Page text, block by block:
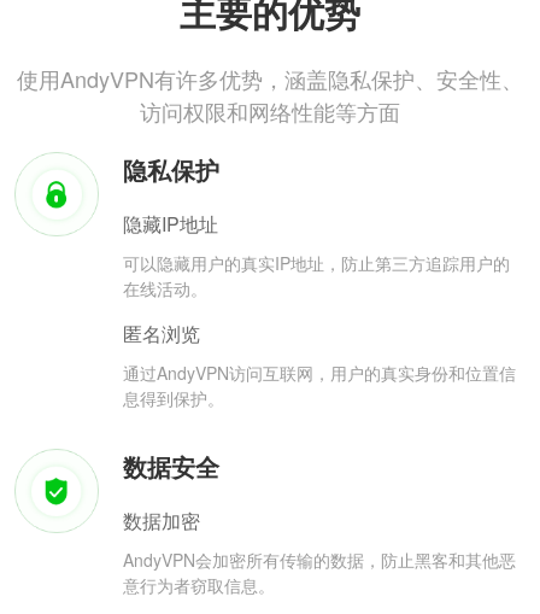
主要的优势
使用AndyVPN有许多优势，涵盖隐私保护、安全性、
访问权限和网络性能等方面
隐私保护
隐藏IP地址
可以隐藏用户的真实IP地址，防止第三方追踪用户的
在线活动。
匿名浏览
通过AndyVPN访问互联网，用户的真实身份和位置信
息得到保护。
数据安全
数据加密
AndyVPN会加密所有传输的数据，防止黑客和其他恶
意行为者窃取信息。